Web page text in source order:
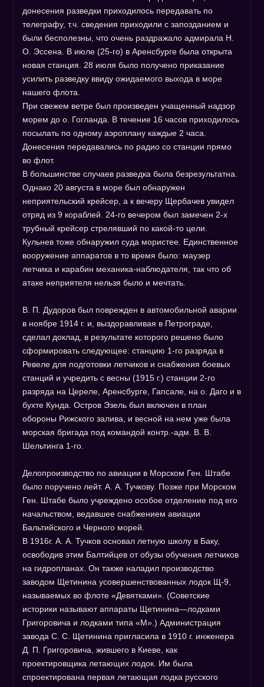
донесения разведки приходилось передавать по
телеграфу, т.ч. сведения приходили с запозданием и
были бесполезны, что очень раздражало адмирала Н.
О. Эссена. В июле (25-го) в Аренсбурге была открыта
новая станция. 28 июля было получено приказание
усилить разведку ввиду ожидаемого выхода в море
нашего флота.
При свежем ветре был произведен учащенный надзор
морем до о. Гогланда. В течение 16 часов приходилось
посылать по одному аэроплану каждые 2 часа.
Донесения передавались по радио со станции прямо
во флот.
В большинстве случаев разведка была безрезультатна.
Однако 20 августа в море был обнаружен
неприятельский крейсер, а к вечеру Щербачев увидел
отряд из 9 кораблей. 24-го вечером был замечен 2-х
трубный крейсер стрелявший по какой-то цели.
Кульнев тоже обнаружил суда мористее. Единственное
вооружение аппаратов в то время было: маузер
летчика и карабин механика-наблюдателя, так что об
атаке неприятеля нельзя было и мечтать.
В. П. Дудоров был поврежден в автомобильной аварии
в ноябре 1914 г. и, выздоравливая в Петрограде,
сделал доклад, в результате которого решено было
сформировать следующее: станцию 1-го разряда в
Ревеле для подготовки летчиков и снабжения боевых
станций и учредить с весны (1915 г.) станции 2-го
разряда на Цереле, Аренсбурге, Гапсале, на о. Даго и в
бухте Кунда. Остров Эзель был включен в план
обороны Рижского залива, и весной на нем уже была
морская бригада под командой контр.-адм. В. В.
Шельтинга 1-го.
Делопроизводство по авиации в Морском Ген. Штабе
было поручено лейт. А. А. Тучкову. Позже при Морском
Ген. Штабе было учреждено особое отделение под его
начальством, ведавшее снабжением авиации
Бальтийского и Черного морей.
В 1916г. А. А. Тучков основал летную школу в Баку,
освободив этим Балтийцев от обузы обучения летчиков
на гидропланах. Он также наладил производство
заводом Щетинина усовершенствованных лодок Щ-9,
называемых во флоте «Девятками». (Советские
историки называют аппараты Щетинина—лодками
Григоровича и лодками типа «М».) Администрация
завода С. С. Щетинина пригласила в 1910 г. инженера
Д. П. Григоровича, жившего в Киеве, как
проектировщика летающих лодок. Им была
спроектирована первая летающая лодка русского